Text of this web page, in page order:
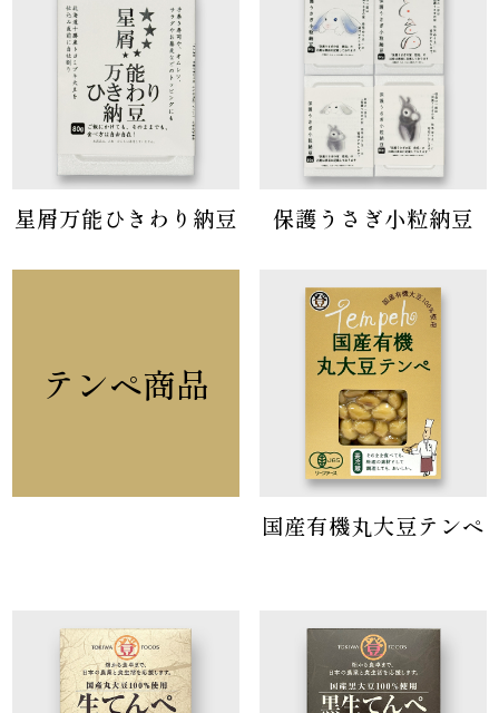
星屑万能ひきわり納豆 保護うさぎ小粒納豆
テンペ商品
国産有機丸大豆テンペ